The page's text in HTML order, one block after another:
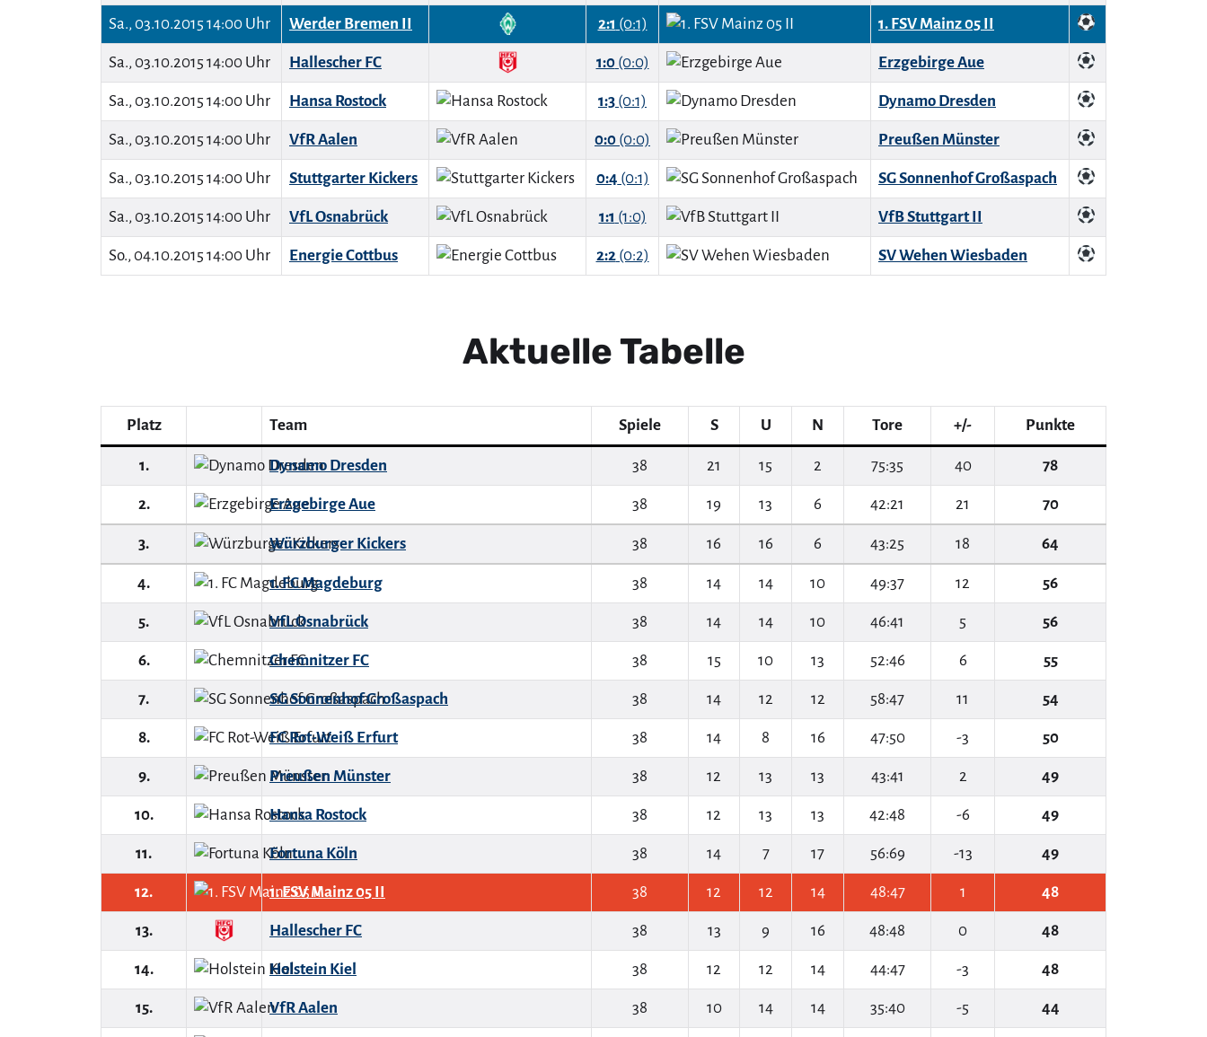
Sa., 03.10.2015 14:00 Uhr Werder Bremen II 2:1 (0:1) 1. FSV Mainz 05 II
Sa., 03.10.2015 14:00 Uhr Hallescher FC 1:0(0:0) Erzgebirge Aue
Sa., 03.10.2015 14:00 Uhr Hansa Rostock 1:3 (0:1) Dynamo Dresden
Sa., 03.10.2015 14:00 Uhr VfR Aalen 0:0 (0:0) Preußen Münster
Sa., 03.10.2015 14:00 Uhr Stuttgarter Kickers 0:4 (0:1) SG Sonnenhof Großaspach
Sa., 03.10.2015 14:00 Uhr VfL Osnabrück 1:1 (1:0) VfB Stuttgart II
So., 04.10.2015 14:00 Uhr Energie Cottbus 2:2(0:2) SV Wehen Wiesbaden
Aktuelle Tabelle
Platz Team Spiele S U N Tore +/- Punkte
1. Dynamo Dresden 38 21 15 2 75:35 40 78
2. Erzgebirge Aue 38 19 13 6 42:21 21 70
3. Würzburger Kickers 38 16 16 6 43:25 18 64
4. 1. FC Magdeburg 38 14 14 10 49:37 12 56
5. VfL Osnabrück 38 14 14 10 46:41 5 56
6. Chemnitzer FC 38 15 10 13 52:46 6 55
7. SG Sonnenhof Großaspach 38 14 12 12 58:47 11 54
8. FC Rot-Weiß Erfurt 38 14 8 16 47:50 -3 50
9. Preußen Münster 38 12 13 13 43:41 2 49
10. Hansa Rostock 38 12 13 13 42:48 -6 49
11. Fortuna Köln 38 14 7 17 56:69 -13 49
12. 1. FSV Mainz 05 II 38 12 12 14 48:47 1 48
13. Hallescher FC 38 13 9 16 48:48 0 48
14. Holstein Kiel 38 12 12 14 44:47 -3 48
15. VfR Aalen 38 10 14 14 35:40 -5 44